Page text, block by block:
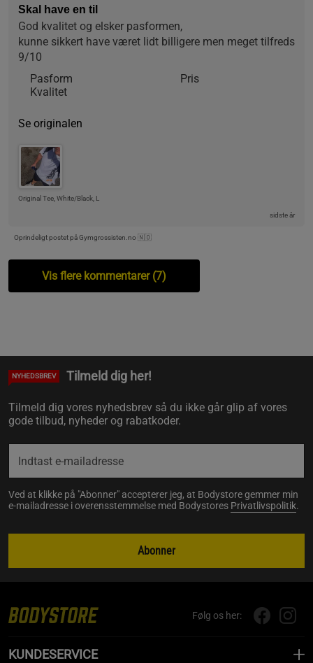
Skal have en til
God kvalitet og elsker pasformen,
kunne sikkert have været lidt billigere men meget tilfreds
9/10
Pasform
Kvalitet
Pris
Se originalen
Original Tee, White/Black, L
sidste år
Oprindeligt postet på Gymgrossisten.no 🇳🇴
Vis flere kommentarer (7)
NYHEDSBREV Tilmeld dig her!
Tilmeld dig vores nyhedsbrev så du ikke går glip af vores
gode tilbud, nyheder og rabatkoder.
Ved at klikke på "Abonner" accepterer jeg, at Bodystore gemmer min
e-mailadresse i overensstemmelse med Bodystores Privatlivspolitik.
Abonner
Følg os her:
KUNDESERVICE